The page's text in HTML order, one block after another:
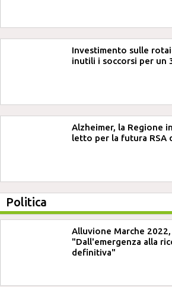
Investimento sulle
inutili i soccorsi per un
Alzheimer, la Regione
letto per la futura RSA
Politica
Alluvione Marche
"Dall'emergenza alla
definitiva"